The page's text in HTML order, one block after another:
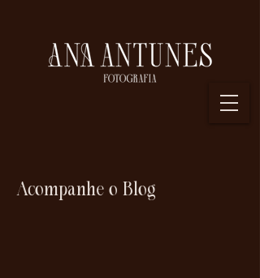
Acompanhe o Blog